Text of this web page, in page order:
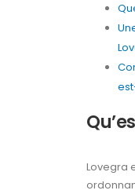
Lovegra